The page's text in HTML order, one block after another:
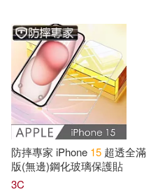
星巴克(4) 日用清
休閒生活(636)
婦幼生活(760)
餐廚生活(697)
Publishing(895)
Newarts(882)
Joshy(546)
Felix(463)
出版社 (可複選)
Ingram(28144)
機械工業出版社(5852)
防摔專家 iPhone 15 超透全滿
版(無邊)鋼化玻璃保護貼
3C